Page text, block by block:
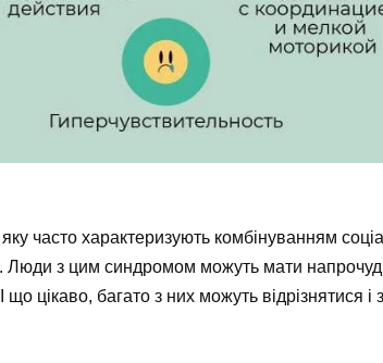
часто характеризують комбінуванням
Люди з цим синдромом можуть мати
що цікаво, багато з них можуть відрізнятися і